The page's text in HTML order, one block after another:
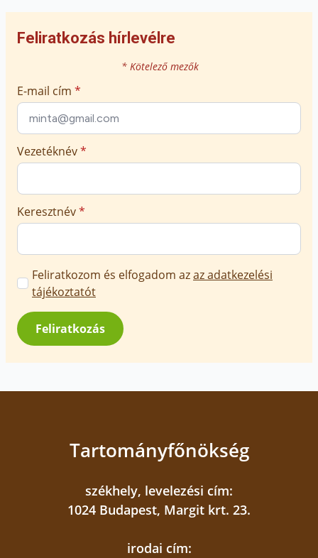
Feliratkozás hírlevélre
* Kötelező mezők
E-mail cím *
Vezetéknév*
Keresztnév*
Marketing
üzenetek
jóváhagyása
*
Feliratkozom és elfogadom azaz adatkezelési
tájékoztatót
Feliratkozás
Tartományfőnökség
székhely, levelezési cím:
1024 Budapest, Margit krt. 23.
irodai cím: